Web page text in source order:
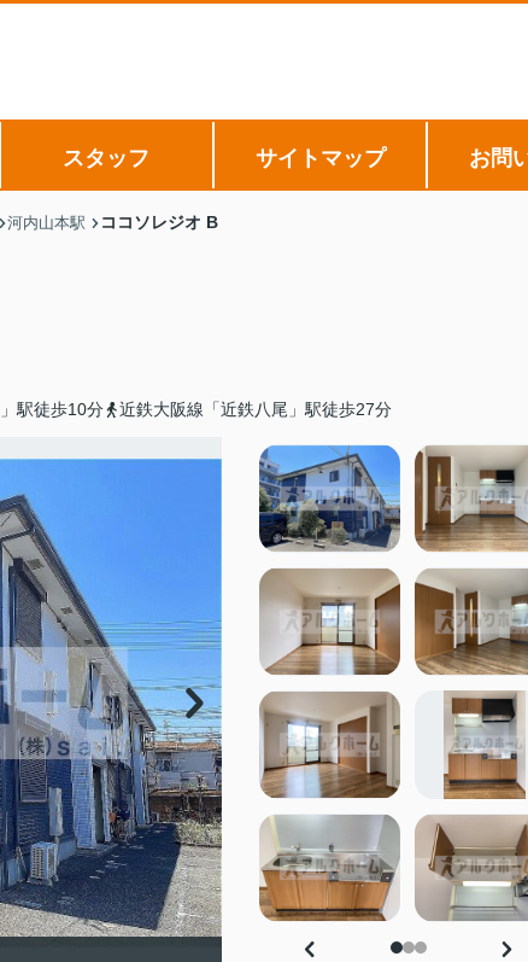
スタッフ サイトマップ お問
河内山本駅 ココソレジオ B
駅徒歩10分 近鉄大阪線「近鉄八尾」駅徒歩27分